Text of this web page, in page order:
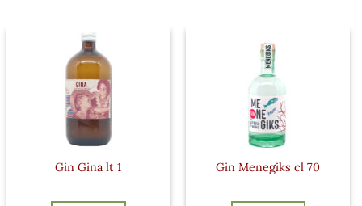
Gin Gina lt 1 Gin Menegiks cl 70